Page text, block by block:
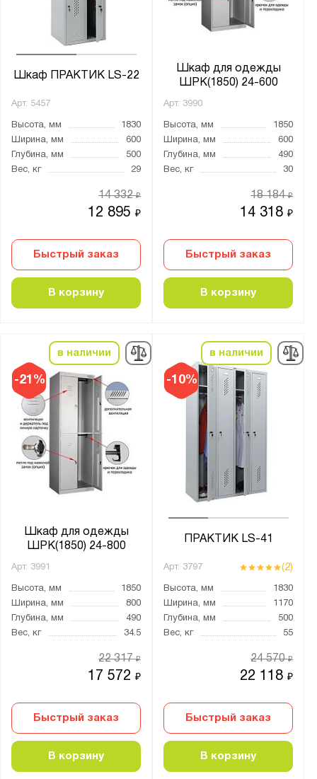
Шкаф ПРАКТИК LS-22
Арт. 5457
Высота, мм
1830
Ширина, мм
600
Глубина, мм
500
Вес, кг
29
12 895₽
14 332₽
Быстрый заказ
В корзину
Шкаф для одежды
ШРК(1850) 24-600
Арт. 3990
Высота, мм
1850
Ширина, мм
600
Глубина, мм
490
Вес, кг
30
14 318₽
18 184₽
Быстрый заказ
В корзину
-21%
в наличии
Шкаф для одежды
ШРК(1850) 24-800
Арт. 3991
Высота, мм
1850
Ширина, мм
800
Глубина, мм
490
Вес, кг
34.5
17 572₽
22 317₽
Быстрый заказ
В корзину
-10%
в наличии
ПРАКТИК LS-41
Арт. 3797 (2)
Высота, мм
1830
Ширина, мм
1170
Глубина, мм
500
Вес, кг
55
22 118₽
24 570₽
Быстрый заказ
В корзину
порошковое
от до
от
до
Особенности:
Для рабочей одежды
Сварной
Агатовый серый (RAL 7038)
Антрацитово-серый (RAL 7016)
Графитовый (RAL 7012)
Графитовый серый (RAL 7024)
Светло-серый (RAL 7035)
Сигнальный синий (RAL 5005)
Телегрей 4 (RAL 7047)
Металл
1 ключевой
3 ключевых
4 ключевых
8 ключевых
eurolock
Ключевой
Страна производства: